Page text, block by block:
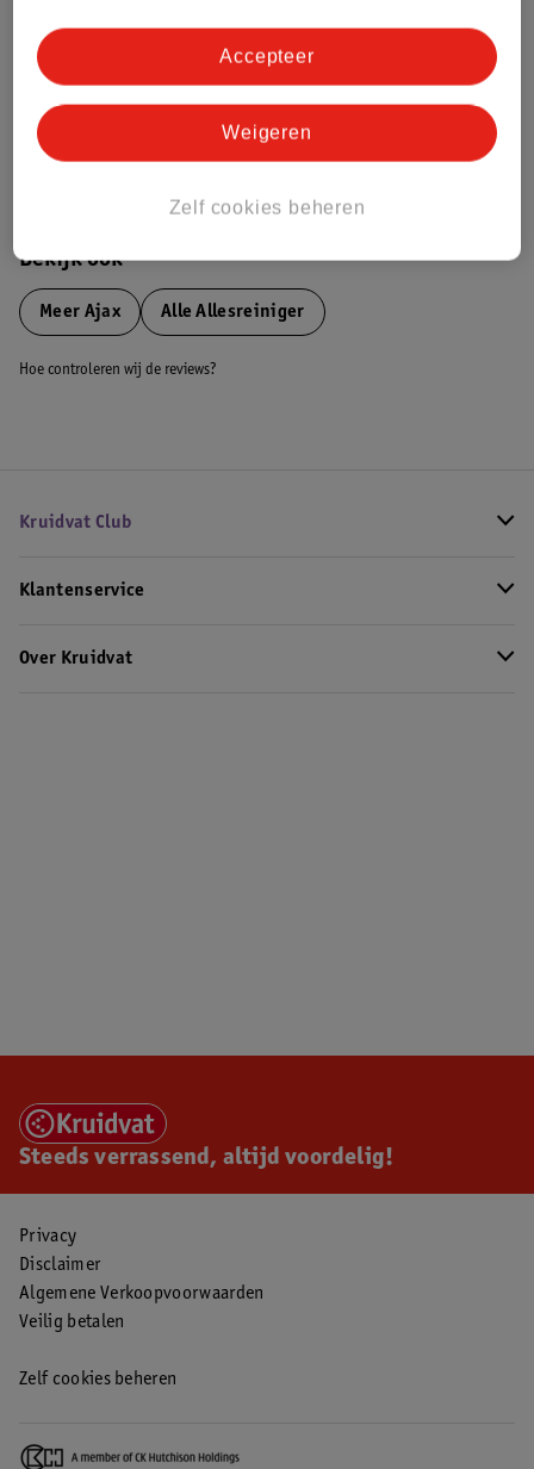
Dit product heeft (nog) geen Nature
Impact Score.
Bekijk ook
Meer Ajax Alle Allesreiniger
Hoe controleren wij de reviews?
Kruidvat Club
Klantenservice
Over Kruidvat
Steeds verrassend, altijd voordelig!
Privacy
Disclaimer
Algemene Verkoopvoorwaarden
Veilig betalen
Zelf cookies beheren
Zelf cookies beheren
Weigeren
Accepteer